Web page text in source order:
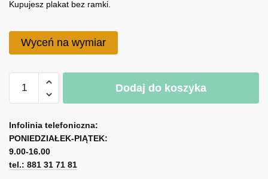
Kupujesz plakat bez ramki.
Wyceń na wymiar
Fitness
my
life
Plakat
Dodaj do koszyka
l
t
e
r
Infolinia telefoniczna:
PONIEDZIAŁEK-PIĄTEK:
9.00-16.00
tel.: 881 31 71 81